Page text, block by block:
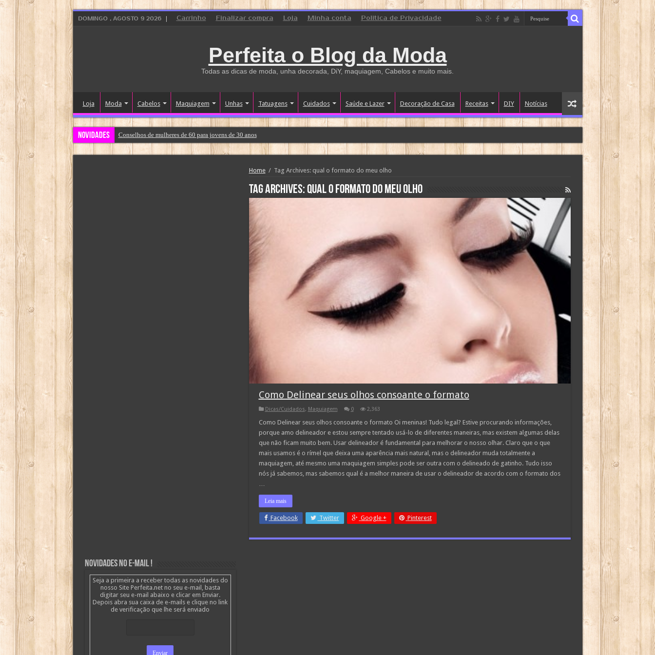
DOMINGO , AGOSTO 9 2026 Carrinho Finalizar compra Loja Minha conta Politica de Privacidade
Perfeita o Blog da Moda
Todas as dicas de moda, unha decorada, DiY, maquiagem, Cabelos e muito mais.
Loja Moda Cabelos Maquiagem Unhas Tatuagens Cuidados Saúde e Lazer Decoração de Casa Receitas DIY Notícias
Novidades Conselhos de mulheres de 60 para jovens de 30 anos
Home / Tag Archives: qual o formato do meu olho
Tag Archives:qual o formato do meu olho
Como Delinear seus olhos consoante o formato
Dicas/Cuidados, Maquiagem 0 2,363
Como Delinear seus olhos consoante o formato Oi meninas! Tudo legal? Estive procurando informações,
porque amo delineador e estou sempre tentado usá-lo de diferentes maneiras, mas existem algumas delas
que não ficam muito bem. Usar delineador é fundamental para melhorar o nosso olhar. Claro que o que
mais usamos é o rímel que deixa uma aparência mais natural, mas o delineador muda totalmente a
maquiagem, até mesmo uma maquiagem simples pode ser outra com o delineado de gatinho. Tudo isso
nós já sabemos, mas sabemos qual é a melhor maneira de usar o delineador de acordo com o formato dos
…
Leia mais
Facebook Twitter Google + Pinterest
Novidades no E-mail !
Seja a primeira a receber todas as novidades do
nosso Site Perfeita.net no seu e-mail, basta
digitar seu e-mail abaixo e clicar em Enviar.
Depois abra sua caixa de e-mails e clique no link
de verificação que lhe será enviado